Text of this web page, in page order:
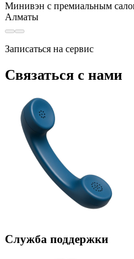
Минивэн с премиальным
Алматы
Записаться на сервис
Связаться с нами
Служба поддержки